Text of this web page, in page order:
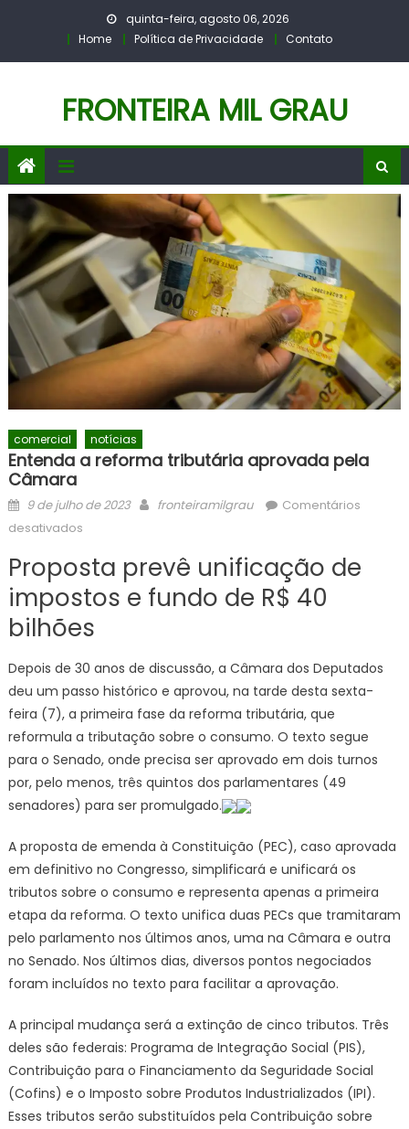
quinta-feira, agosto 06, 2026
Home
Política de Privacidade Contato
FRONTEIRA MIL GRAU
comercial notícias
Entenda a reforma tributária aprovada pela
Câmara
Posted
on
9 de julho de 2023 Author
fronteiramilgrau
Comentários
desativadosem
a
reforma
tributária
aprovada
Câmara
Proposta prevê unificação de
impostos e fundo de R$ 40
bilhões
Depois de 30 anos de discussão, a Câmara dos Deputados
deu um passo histórico e aprovou, na tarde desta sexta-
feira (7), a primeira fase da reforma tributária, que
reformula a tributação sobre o consumo. O texto segue
para o Senado, onde precisa ser aprovado em dois turnos
por, pelo menos, três quintos dos parlamentares (49
senadores) para ser promulgado.
A proposta de emenda à Constituição (PEC), caso aprovada
em definitivo no Congresso, simplificará e unificará os
tributos sobre o consumo e representa apenas a primeira
etapa da reforma. O texto unifica duas PECs que tramitaram
pelo parlamento nos últimos anos, uma na Câmara e outra
no Senado. Nos últimos dias, diversos pontos negociados
foram incluídos no texto para facilitar a aprovação.
A principal mudança será a extinção de cinco tributos. Três
deles são federais: Programa de Integração Social (PIS),
Contribuição para o Financiamento da Seguridade Social
(Cofins) e o Imposto sobre Produtos Industrializados (IPI).
Esses tributos serão substituídos pela Contribuição sobre